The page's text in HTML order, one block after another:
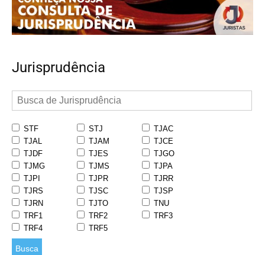
Jurisprudência
STF STJ
TJAC
TJAL
TJAM
TJCE
TJDF
TJES
TJGO
TJMG
TJMS
TJPA
TJPI
TJPR
TJRR
TJRS
TJSC
TJSP
TJRN
TJTO
TNU
TRF1
TRF2
TRF3
TRF4
TRF5
Busca